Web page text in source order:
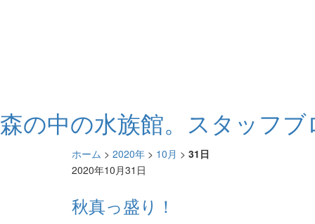
森の中の水族館。スタッフブ
ホーム > 2020年 > 10月 > 31日
2020年10月31日
秋真っ盛り！